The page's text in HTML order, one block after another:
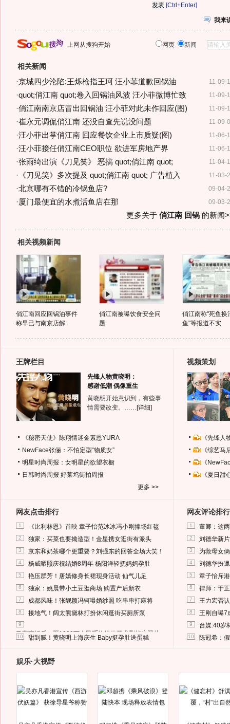
[Ctrl+Enter]
我来
上网从搜狗开始 网页 新闻
相关新闻
11-09-
·京城四少沦陷:王烁枪指王珂 汪小菲道歉回锅油
11-09-
·quot;俏江南 quot;卷入回锅油风波 汪小菲微博忙致
11-09-
·俏江南南京店冒出回锅油 汪小菲对此未作回应(图)
11-09-
·崔永元调侃俏江南 还没自查先说没问题
11-06-
·汪小菲出掌俏江南 回应餐饮企业上市质疑(图)
11-06-
·汪小菲接任俏江南CEO职位 欲进军房地产界
11-04-
·张雨绮出演《刀见笑》 恶搞 quot;俏江南 quot;
11-03-
· 《刀见笑》多次提及 quot;俏江南 quot; 广告植入
09-04-
·北京哪有不错的冷锅鱼店?
09-03-
·厦门最便宜的水煮活鱼店在那
更多关于 俏江南 回锅的新闻
相关视频新闻
俏江南回应回锅油事件
称早已与南京店解..
俏江南被曝饮食安全问
题
俏江南称"死鱼换
鱼"等报道不实
王牌栏目
先锋人物黄晓明：
感谢低潮 偶像重生
黄晓明开始意识到，有些事
情需要改变。…… [详细]
《秘密天使》陈翔情迷金素恩YURA
NewFace张俪：不怕定型“物质女”
明星时尚周报：女明星的欲望衣橱
日韩时尚周报 好莱坞街拍周报
更多 >>
视频策划
《先锋
《综艺
《
《夏日
网友点击排行
1 《比利林恩》首映 章子怡范冰冰冯小刚捧场红毯
2 独家：买菜也要拗造型！金星携女逛街有派头
3 京东和奶茶哪个更重要？刘强东的回答全场大笑！
4 杨威晒照庆祝结婚8周年 杨阳洋轻抚妈妈孕肚
5 艳压群芳！唐嫣修身长裙现身活动 仙气儿足
6 独家：姚晨带小土豆逛商场 购置产后新衣
7 成都风味！张靓颖冯轲曝婚纱照 吃串串打麻将
8 接地气！阔太熊黛林打扮休闲逛街买厕所泵
9
马蓉离婚后，砸1000万人民币给媒体要求删掉这照片
10 甜到腻！黄晓明上海庆生 Baby挺孕肚送蛋糕
网友评论排行
1 董卿：这
2 刘德华新
3 为救母女
4 刘德华扮
5 章子怡斥
6 律师：于
7 王力宏否
8 王刚自曝7
9 台媒:40岁
10 陈冠希：
娱乐·大视野